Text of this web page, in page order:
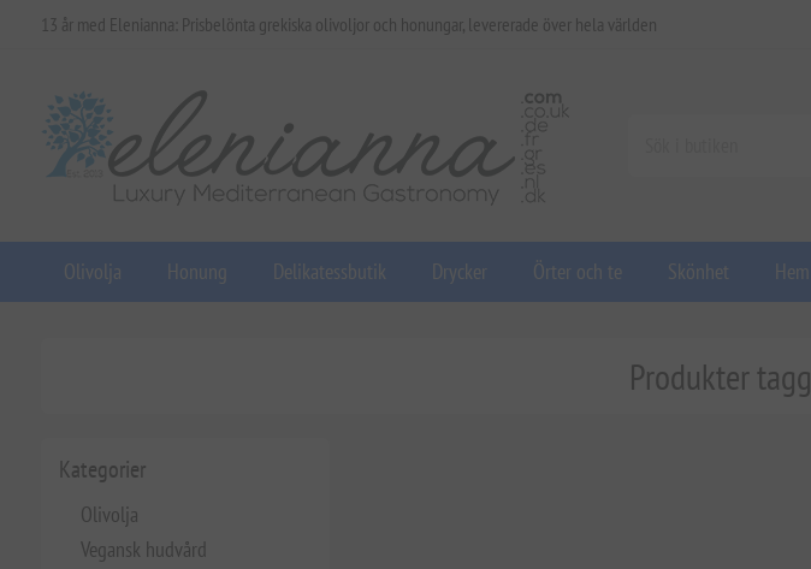
13 år med Elenianna: Prisbelönta grekiska olivoljor och honungar, levererade över hela världen
Olivolja Honung Delikatessbutik Drycker Örter och te Skönhet Hem
Kategorier
Olivolja
Vegansk hudvård
Produkter